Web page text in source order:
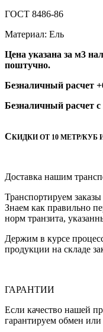
ГОСТ 8486-86
Материал: Ель
Цена указана за м3
поштучно.
Безналичный расчет
Безналичный расчет
СКИДКИ ОТ 10 МЕТР/КУБ
Доставка нашим
Транспортируем
Знаем как правильно
норм транзита,
Держим в курсе
продукции на складе
ГАРАНТИИ
Если качество нашей
гарантируем обмен